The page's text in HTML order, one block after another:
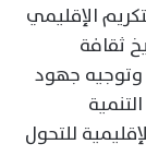
الإقليمي
ثقافة
وتوجيه جهود
للتحول